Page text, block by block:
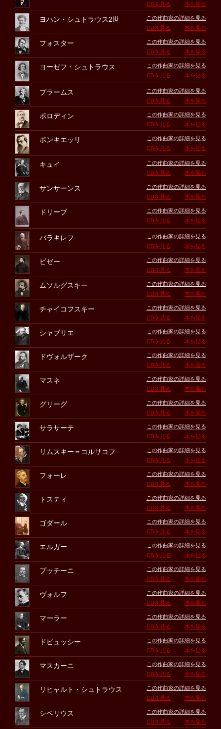
CDを見る
本を見る
ヨハン・シュトラウス2世
この作曲家の詳細を見る
CDを見る
本を見る
フォスター
この作曲家の詳細を見る
CDを見る
本を見る
ヨーゼフ・シュトラウス
この作曲家の詳細を見る
CDを見る
本を見る
ブラームス
この作曲家の詳細を見る
CDを見る
本を見る
ボロディン
この作曲家の詳細を見る
CDを見る
本を見る
ポンキエッリ
この作曲家の詳細を見る
CDを見る
本を見る
キュイ
この作曲家の詳細を見る
CDを見る
本を見る
サンサーンス
この作曲家の詳細を見る
CDを見る
本を見る
ドリーブ
この作曲家の詳細を見る
CDを見る
本を見る
バラキレフ
この作曲家の詳細を見る
CDを見る
本を見る
ビゼー
この作曲家の詳細を見る
CDを見る
本を見る
ムソルグスキー
この作曲家の詳細を見る
CDを見る
本を見る
チャイコフスキー
この作曲家の詳細を見る
CDを見る
本を見る
シャブリエ
この作曲家の詳細を見る
CDを見る
本を見る
ドヴォルザーク
この作曲家の詳細を見る
CDを見る
本を見る
マスネ
この作曲家の詳細を見る
CDを見る
本を見る
グリーグ
この作曲家の詳細を見る
CDを見る
本を見る
サラサーテ
この作曲家の詳細を見る
CDを見る
本を見る
リムスキー＝コルサコフ
この作曲家の詳細を見る
CDを見る
本を見る
フォーレ
この作曲家の詳細を見る
CDを見る
本を見る
トスティ
この作曲家の詳細を見る
CDを見る
本を見る
ゴダール
この作曲家の詳細を見る
CDを見る
本を見る
エルガー
この作曲家の詳細を見る
CDを見る
本を見る
プッチーニ
この作曲家の詳細を見る
CDを見る
本を見る
ヴォルフ
この作曲家の詳細を見る
CDを見る
本を見る
マーラー
この作曲家の詳細を見る
CDを見る
本を見る
ドビュッシー
この作曲家の詳細を見る
CDを見る
本を見る
マスカーニ
この作曲家の詳細を見る
CDを見る
本を見る
リヒャルト・シュトラウス
この作曲家の詳細を見る
CDを見る
本を見る
シベリウス
この作曲家の詳細を見る
CDを見る
本を見る